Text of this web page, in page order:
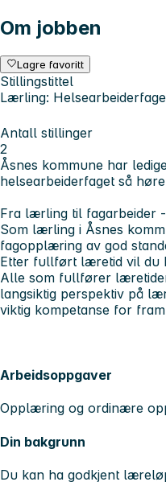
Om jobben
Lagre favoritt
Stillingstittel
Lærling:
Antall stillinger
2
Åsnes kommune har
helsearbeiderfaget så
Fra lærling til fagarbeider
Som lærling i Åsnes
fagopplæring av god
Etter fullført læretid vil du
Alle som fullfører
langsiktig perspektiv på
viktig kompetanse for
Arbeidsoppgaver
Opplæring og ordinære
Din bakgrunn
Du kan ha godkjent